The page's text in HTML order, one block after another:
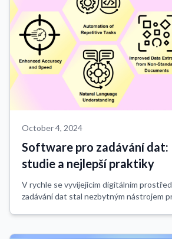
October 4, 2024
Software pro zadávání dat:
studie a nejlepší praktiky
V rychle se vyvíjejícím digitálním
zadávání dat stal nezbytným nástrojem